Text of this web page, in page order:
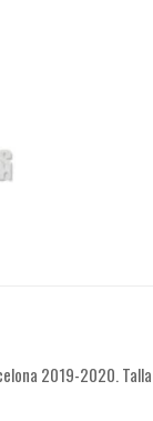
2019-2020.